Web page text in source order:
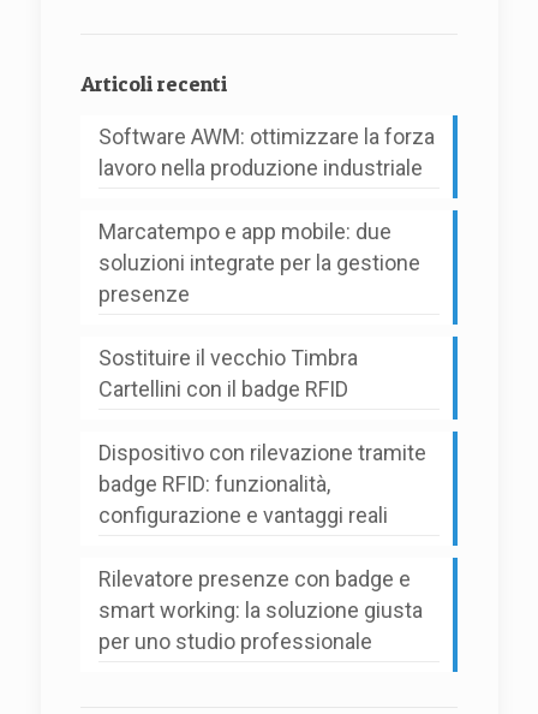
Articoli recenti
Software AWM: ottimizzare la forza
lavoro nella produzione industriale
Marcatempo e app mobile: due
soluzioni integrate per la gestione
presenze
Sostituire il vecchio Timbra
Cartellini con il badge RFID
Dispositivo con rilevazione tramite
badge RFID: funzionalità,
configurazione e vantaggi reali
Rilevatore presenze con badge e
smart working: la soluzione giusta
per uno studio professionale